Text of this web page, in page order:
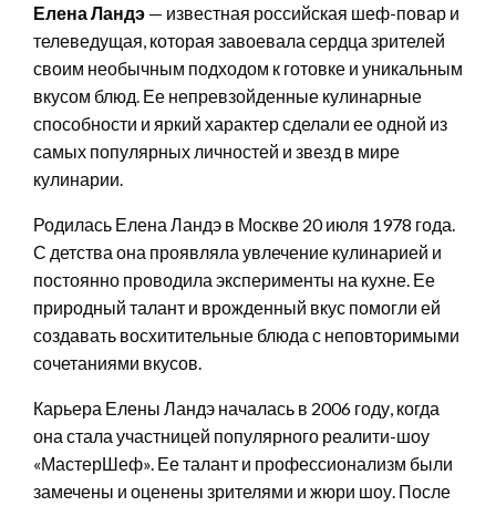
Елена Ландэ — известная российская шеф-повар и
телеведущая, которая завоевала сердца зрителей
своим необычным подходом к готовке и уникальным
вкусом блюд. Ее непревзойденные кулинарные
способности и яркий характер сделали ее одной из
самых популярных личностей и звезд в мире
кулинарии.
Родилась Елена Ландэ в Москве 20 июля 1978 года.
С детства она проявляла увлечение кулинарией и
постоянно проводила эксперименты на кухне. Ее
природный талант и врожденный вкус помогли ей
создавать восхитительные блюда с неповторимыми
сочетаниями вкусов.
Карьера Елены Ландэ началась в 2006 году, когда
она стала участницей популярного реалити-шоу
«МастерШеф». Ее талант и профессионализм были
замечены и оценены зрителями и жюри шоу. После